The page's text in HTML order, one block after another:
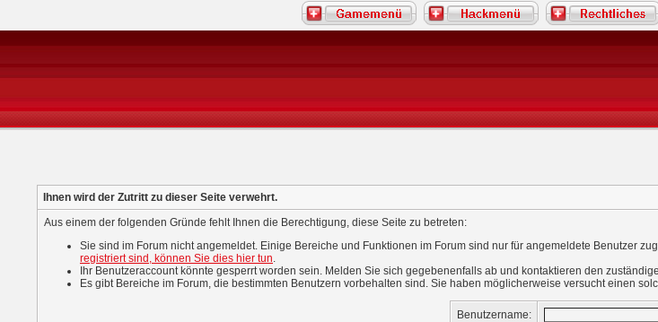
Ihnen wird der Zutritt zu dieser Seite verwehrt.
Aus einem der folgenden Gründe fehlt Ihnen die Berechtigung, diese Seite zu betreten:
Sie sind im Forum nicht angemeldet. Einige Bereiche und Funktionen im Forum sind nur für angemeldete Benutzer
registriert sind, können Sie dies hier tun.
Ihr Benutzeraccount könnte gesperrt worden sein. Melden Sie sich gegebenenfalls ab und kontaktieren den
Es gibt Bereiche im Forum, die bestimmten Benutzern vorbehalten sind. Sie haben möglicherweise versucht einen
Benutzername: